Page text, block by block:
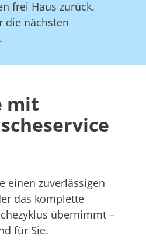
frei Haus zurück.
die nächsten
mit
einen zuverlässigen
das komplette
übernimmt –
für Sie.